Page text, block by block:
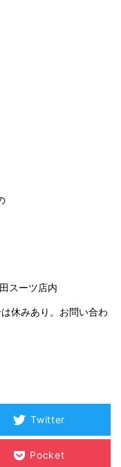
スーツ店内
休みあり。お問い合わ
Twitter
Pocket